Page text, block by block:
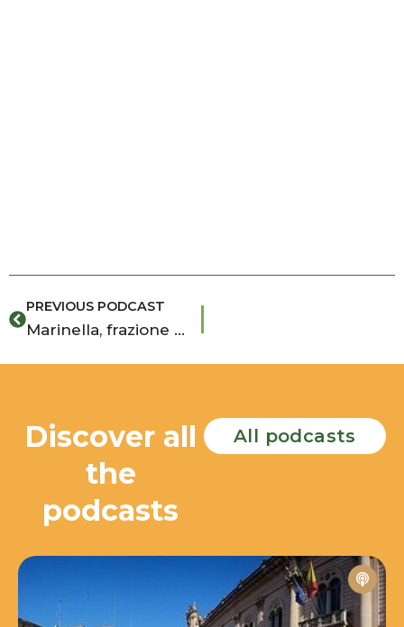
Prev
PREVIOUS PODCAST
Marinella, frazione Vigata – La casa di Montalbano
Discover all
the
podcasts
All podcasts